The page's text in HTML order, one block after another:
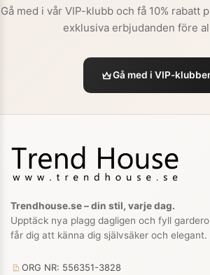
Gå med i vår VIP-klubb och få 10% rabatt
exklusiva erbjudanden före
Gå med i VIP-
Trendhouse.se – din stil, varje dag.
Upptäck nya plagg dagligen och fyll
får dig att känna dig självsäker och
ORG NR: 556351-3828